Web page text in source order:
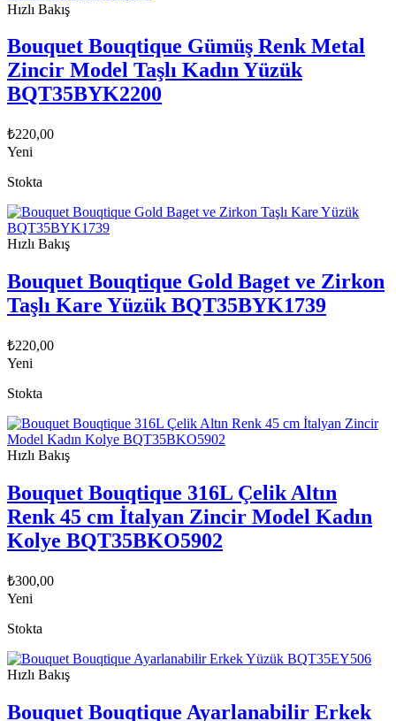
Hızlı Bakış
Bouquet Bouqtique Gümüş Renk Metal
Zincir Model Taşlı Kadın Yüzük
BQT35BYK2200
₺220,00
Yeni
Stokta
Hızlı Bakış
Bouquet Bouqtique Gold Baget ve Zirkon
Taşlı Kare Yüzük BQT35BYK1739
₺220,00
Yeni
Stokta
Hızlı Bakış
Bouquet Bouqtique 316L Çelik Altın
Renk 45 cm İtalyan Zincir Model Kadın
Kolye BQT35BKO5902
₺300,00
Yeni
Stokta
Hızlı Bakış
Bouquet Bouqtique Ayarlanabilir Erkek